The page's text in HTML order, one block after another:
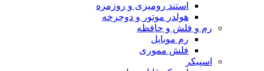
استند رومیزی و روزمره
هولدر موتور و دوچرخه
رم و فلش و حافظه
رم موبایل
فلش مموری
اسپیکر